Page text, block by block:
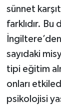
sünnet
farklıdır.
sayıdaki
tipi eğitim
onları
psikolojisi